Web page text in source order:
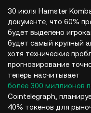
30 июля Hamster
документе, что 60%
будет выделено
будет самый крупный
хотя технические
прогнозирование
теперь насчитывает
более 300 миллионов
Cointelegraph,
40% токенов для